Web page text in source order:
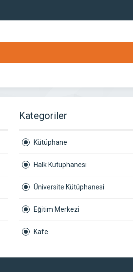
Kategoriler
Kütüphane
Halk Kütüphanesi
Üniversite Kütüphanesi
Eğitim Merkezi
Kafe